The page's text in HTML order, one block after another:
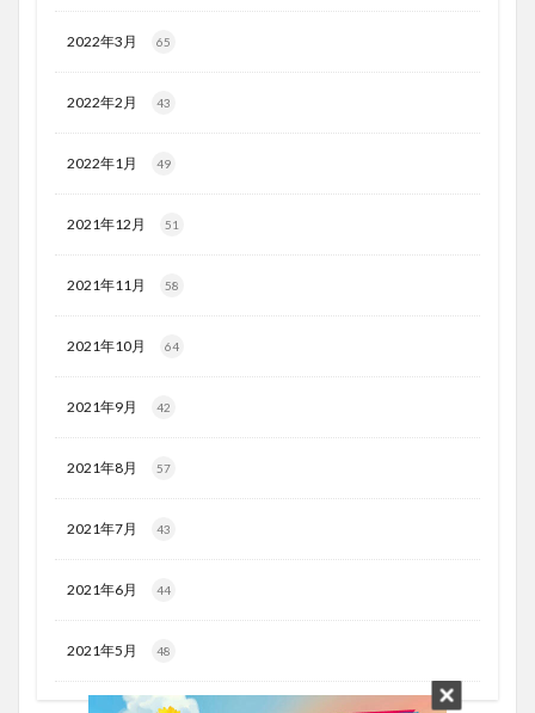
2022年3月 65
2022年2月 43
2022年1月 49
2021年12月 51
2021年11月 58
2021年10月 64
2021年9月 42
2021年8月 57
2021年7月 43
2021年6月 44
2021年5月 48